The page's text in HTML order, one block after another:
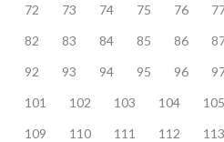
72
73 74 75 76
82
83 84 85 86
92
93 94 95 96
101
102 103 104 105
109
110 111 112 113